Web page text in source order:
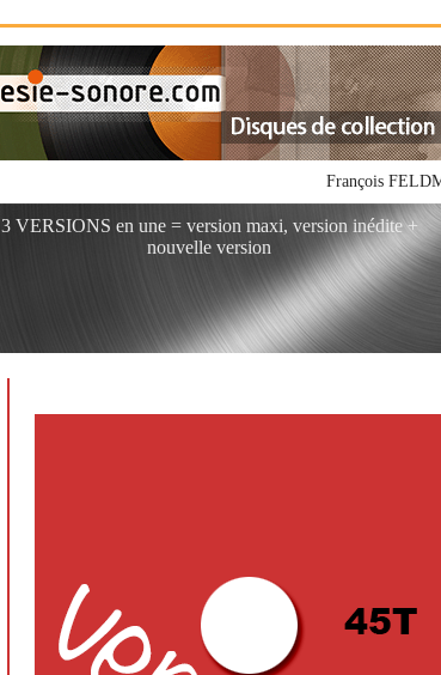
François
3 VERSIONS en une = version maxi, version inédite +
nouvelle version